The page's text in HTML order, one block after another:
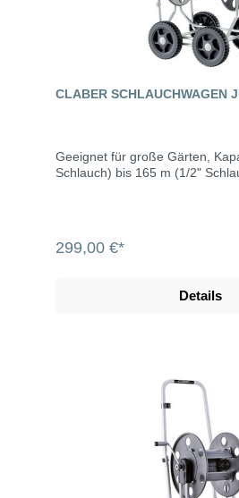
CLABER SCHLAUCHWAGEN
Geeignet für große Gärten,
Schlauch) bis 165 m (1/2"
299,00 €*
Details